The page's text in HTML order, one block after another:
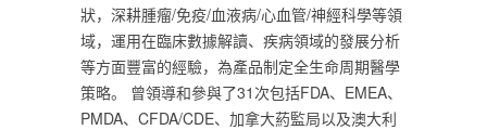
狀，深耕腫瘤/免疫/血液病/心血管/神經科學等領
域，運用在臨床數據解讀、疾病領域的發展分析
等方面豐富的經驗，為產品制定全生命周期醫學
策略。 曾領導和參與了31次包括FDA、EMEA、
PMDA、CFDA/CDE、加拿大葯監局以及澳大利